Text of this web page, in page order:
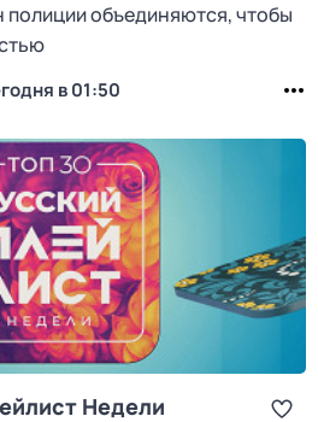
полиции объединяются, чтобы
в 01:50
Недели